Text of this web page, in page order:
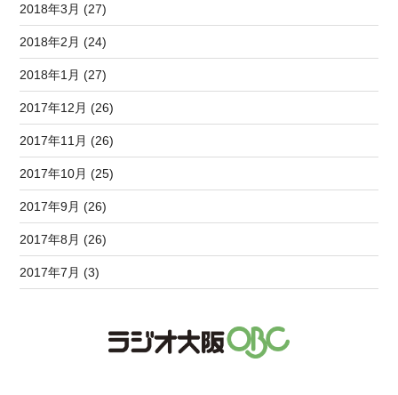
2018年3月 (27)
2018年2月 (24)
2018年1月 (27)
2017年12月 (26)
2017年11月 (26)
2017年10月 (25)
2017年9月 (26)
2017年8月 (26)
2017年7月 (3)